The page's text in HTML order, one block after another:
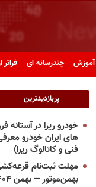
آموزش چندرسانه ای
پربازدیدترین
خودرو ریرا در آستانه
های ایران خودرو
فنی و کاتالوگ ریرا)
مهلت ثبت‌نام
بهمن‌موتور — بهمن ۱۴۰۴